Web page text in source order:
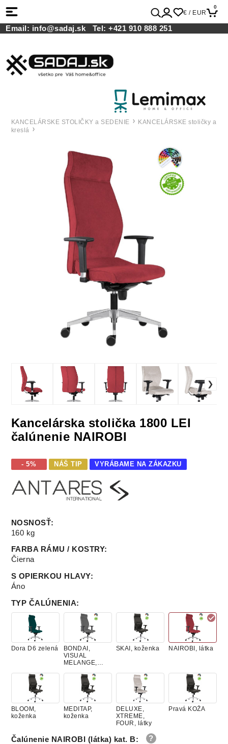
€ / EUR
0
Email: info@sadaj.sk Tel:+421 910 888 251
KANCELÁRSKE STOLIČKY a SEDENIE
KANCELÁRSKE stoličky a
kreslá
Kancelárska stolička 1800 LEI
čalúnenie NAIROBI
- 5% NÁŠ TIP VYRÁBAME NA ZÁKAZKU
NOSNOSŤ:
160 kg
FARBA RÁMU / KOSTRY:
Čierna
S OPIERKOU HLAVY:
Áno
TYP ČALÚNENIA:
Dora D6 zelená
BONDAI,
VISUAL
MELANGE,
SKAI, koženka NAIROBI, látka
BLOOM,
koženka
MEDITAP,
koženka
DELUXE,
XTREME,
FOUR, látky
Pravá KOŽA
Čalúnenie NAIROBI (látka) kat. B: